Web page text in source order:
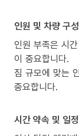
인원 및 차량 구성
인원 부족은 시
이 중요합니다.
짐 규모에 맞는
중요합니다.
시간 약속 및 일